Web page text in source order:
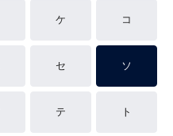
ケ コ
セ ソ
テ ト